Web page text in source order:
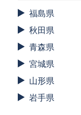
福島県
秋田県
青森県
宮城県
山形県
岩手県